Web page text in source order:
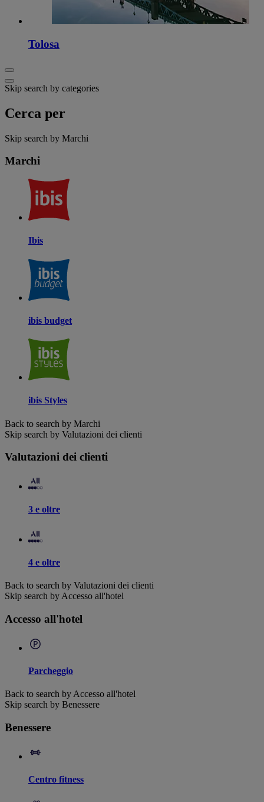
Tolosa
Skip search by categories
Cerca per
Skip search by Marchi
Marchi
Ibis
ibis budget
ibis Styles
Back to search by Marchi
Skip search by Valutazioni dei clienti
Valutazioni dei clienti
3 e oltre
4 e oltre
Back to search by Valutazioni dei clienti
Skip search by Accesso all'hotel
Accesso all'hotel
Parcheggio
Back to search by Accesso all'hotel
Skip search by Benessere
Benessere
Centro fitness